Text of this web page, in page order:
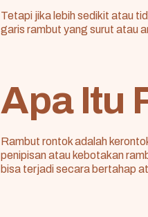
Tetapi jika lebih sedikit atau
garis rambut yang surut atau
Apa Itu
Rambut rontokadalah
penipisan atau kebotakan
bisa terjadi secara bertahap